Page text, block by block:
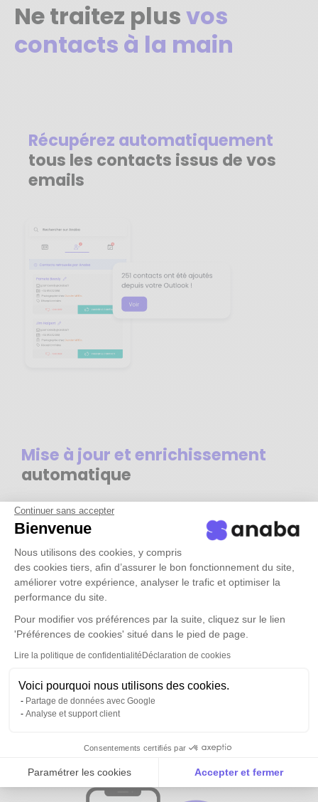
Continuer sans accepter
Bienvenue
Nous utilisons des cookies, y compris
des cookies tiers, afin d’assurer le bon fonctionnement du site,
améliorer votre expérience, analyser le trafic et optimiser la
performance du site.
Pour modifier vos préférences par la suite, cliquez sur le lien
'Préférences de cookies' situé dans le pied de page.
Lire la politique de confidentialitéDéclaration de cookies
Voici pourquoi nous utilisons des cookies.
Partage de données avec Google
Analyse et support client
Consentements certifiés par
Paramétrer les cookies Accepter et fermer
Axeptio consent
Plateforme de Gestion du Consentement :
Ne traitez plusvos
contacts à la main
Récupérez automatiquement
tous les contacts issus de vos
emails
Mise à jour et enrichissement
automatique
Tous vos contacts et ceux de vos
équipesdisponibles partout